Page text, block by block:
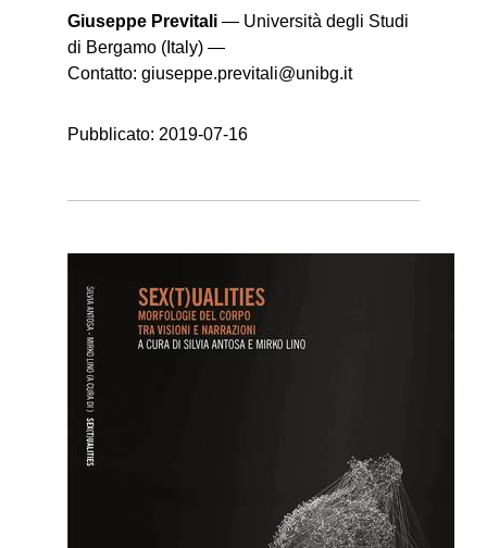
Giuseppe Previtali — Università degli Studi
di Bergamo (Italy) —
Contatto: giuseppe.previtali@unibg.it
Pubblicato: 2019-07-16